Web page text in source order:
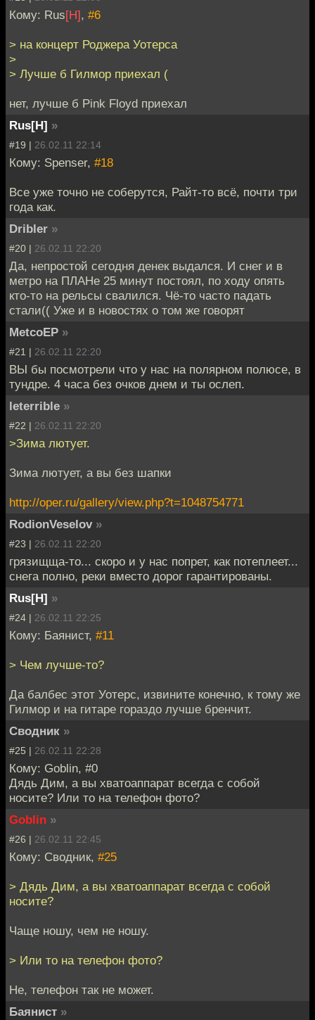
Кому: Rus[H], #6
> на концерт Роджера Уотерса
>
> Лучше б Гилмор приехал (
нет, лучше б Pink Floyd приехал
Rus[H] »
#19 | 26.02.11 22:14
Кому: Spenser, #18
Все уже точно не соберутся, Райт-то всё, почти три
года как.
Dribler »
#20 | 26.02.11 22:20
Да, непростой сегодня денек выдался. И снег и в
метро на ПЛАНе 25 минут постоял, по ходу опять
кто-то на рельсы свалился. Чё-то часто падать
стали(( Уже и в новостях о том же говорят
MetcoEP »
#21 | 26.02.11 22:20
ВЫ бы посмотрели что у нас на полярном полюсе, в
тундре. 4 часа без очков днем и ты ослеп.
leterrible »
#22 | 26.02.11 22:20
>Зима лютует.
Зима лютует, а вы без шапки
http://oper.ru/gallery/view.php?t=1048754771
RodionVeselov »
#23 | 26.02.11 22:20
грязищща-то... скоро и у нас попрет, как потеплеет...
снега полно, реки вместо дорог гарантированы.
Rus[H] »
#24 | 26.02.11 22:25
Кому: Баянист, #11
> Чем лучше-то?
Да балбес этот Уотерс, извините конечно, к тому же
Гилмор и на гитаре гораздо лучше бренчит.
Сводник »
#25 | 26.02.11 22:28
Кому: Goblin, #0
Дядь Дим, а вы хватоаппарат всегда с собой
носите? Или то на телефон фото?
Goblin »
#26 | 26.02.11 22:45
Кому: Сводник, #25
> Дядь Дим, а вы хватоаппарат всегда с собой
носите?
Чаще ношу, чем не ношу.
> Или то на телефон фото?
Не, телефон так не может.
Баянист »